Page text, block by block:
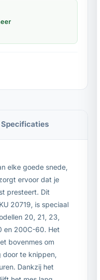
Specificaties
elke goede snede,
ervoor dat je
presteert. Dit
20719, is speciaal
20, 21, 23,
200C-60. Het
bovenmes om
door te knippen,
Dankzij het